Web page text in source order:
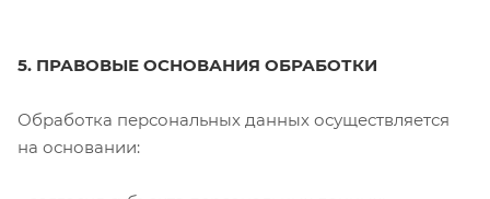
5. ПРАВОВЫЕ ОСНОВАНИЯ ОБРАБОТКИ
Обработка персональных данных осуществляется
на основании: